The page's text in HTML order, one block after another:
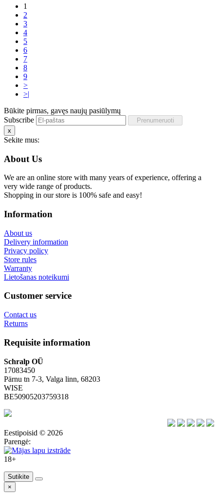
1
2
3
4
5
6
7
8
9
>
>|
Būkite pirmas, gavęs naujų pasiūlymų
Subscribe
x
Sekite mus:
About Us
We are an online store with many years of experience, offering a
very wide range of products.
Shopping in our store is 100% safe and easy!
Information
About us
Delivery information
Privacy policy
Store rules
Warranty
Lietošanas noteikumi
Customer service
Contact us
Returns
Requisite information
Schralp OÜ
17083450
Pärnu tn 7-3, Valga linn, 68203
WISE
BE50905203759318
Eestipoisid © 2026
Parengė:
18+
Sutikite
×